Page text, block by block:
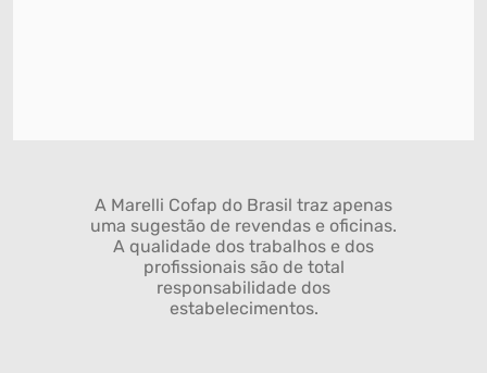
A Marelli Cofap do Brasil traz apenas
uma sugestão de revendas e oficinas.
A qualidade dos trabalhos e dos
profissionais são de total
responsabilidade dos
estabelecimentos.